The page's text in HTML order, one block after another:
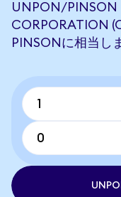
UNPON/PINSON
CORPORATION
PINSONに相当し